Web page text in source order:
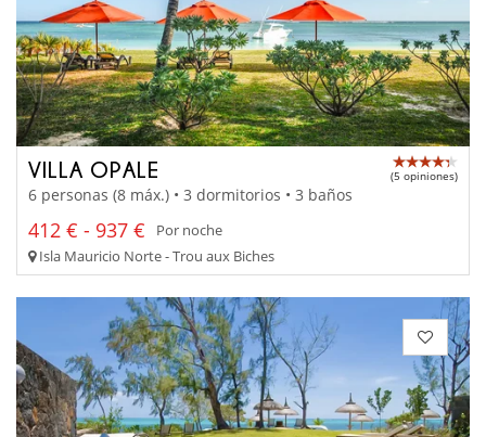
VILLA OPALE (5 opiniones)
6 personas (8 máx.) • 3 dormitorios • 3 baños
412 € - 937 €
Por noche
Isla Mauricio Norte - Trou aux Biches